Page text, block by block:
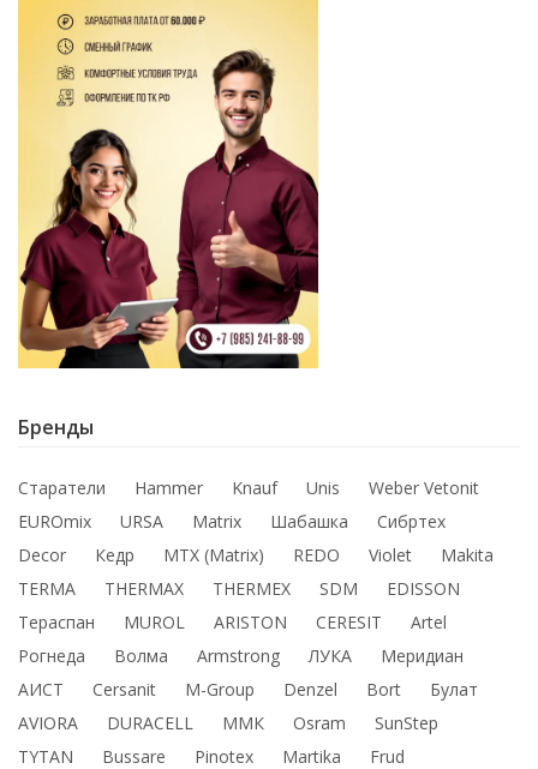
Бренды
Старатели Hammer Knauf Unis
Weber Vetonit
EUROmix
URSA Matrix Шабашка
Сибртех
Decor
Кедр MTX (Matrix) REDO Violet
Makita
TERMA
THERMАX THERMEX SDM
EDISSON
Тераспан
MUROL ARISTON CERESIT
Artel
Рогнеда
Волма Armstrong ЛУКА
Меридиан
АИСТ
Cersanit M-Group Denzel Bort
Булат
AVIORA
DURACELL ММК Osram
SunStep
TYTAN
Bussare Pinotex Martika
Frud